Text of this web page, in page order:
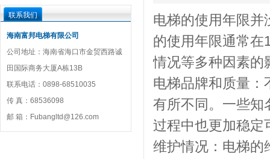
联系我们
海南富邦电梯有限公司
公司地址：海南省海口市金贸西路诚
田国际商务大厦A栋13B
联系电话：0898-68510035
传 真：68536098
邮 箱：Fubangltd@126.com
电梯的使用年限并
的使用年限通常在
情况等多种因素的
电梯品牌和质量：
有所不同。一些知
过程中也更加稳定
维护情况：电梯的